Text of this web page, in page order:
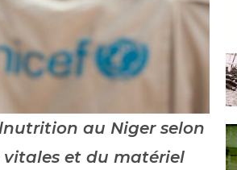
au Niger selon
vitales et du matériel